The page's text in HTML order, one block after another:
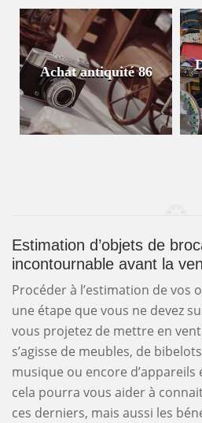
Achat antiquité 86
Estimation d’objets de
incontournable avant la
Procéder à l’estimation de vos
une étape que vous ne devez
vous projetez de mettre en
s’agisse de meubles, de
musique ou encore d’appareils
cela pourra vous aider à
ces derniers, mais aussi les